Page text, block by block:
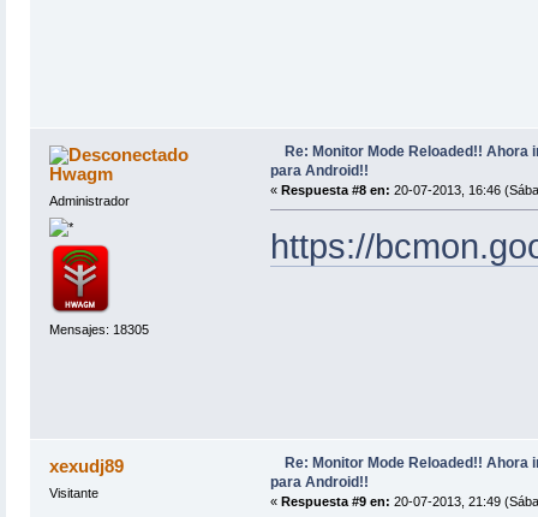
Hwagm
Administrador
Mensajes: 18305
Re: Monitor Mode Reloaded!! Ahora
para Android!!
« Respuesta #8 en: 20-07-2013, 16:46
https://
xexudj89
Visitante
Re: Monitor Mode Reloaded!! Ahora
para Android!!
« Respuesta #9 en: 20-07-2013, 21:49